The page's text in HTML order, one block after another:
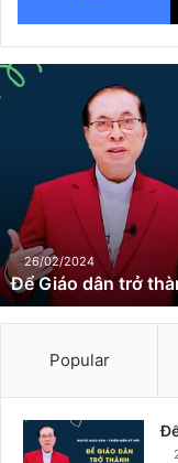
Đ
ể
â
n
t
r
ở
à
26/02/2024
Để Giáo dân trở
Popular